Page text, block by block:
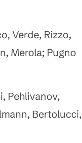
Verde, Rizzo,
Merola; Pugno
Pehlivanov,
Bertolucci,